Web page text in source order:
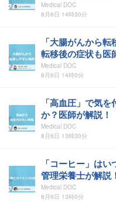
Medical DOC
8月6日 14時30分
「大腸がんから
転移後の症状も医
Medical DOC
8月6日 14時0分
「高血圧」で気
か？医師が解説！
Medical DOC
8月6日 13時30分
「コーヒー」は
管理栄養士が解説！
Medical DOC
8月6日 13時0分